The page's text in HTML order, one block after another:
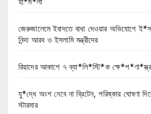
জেরুজালেমে ইবাদতে বাধা দেওয়ার অভিযোগে
নিন্দা আরব ও ইসলামি মন্ত্রীদের
রিয়াদের আকাশে ৭ ব্যা*লি*স্টি*ক
যু*দ্ধে অংশ নেবে না ব্রিটেন, পরিষ্কার ঘোষণা
স্টারমার